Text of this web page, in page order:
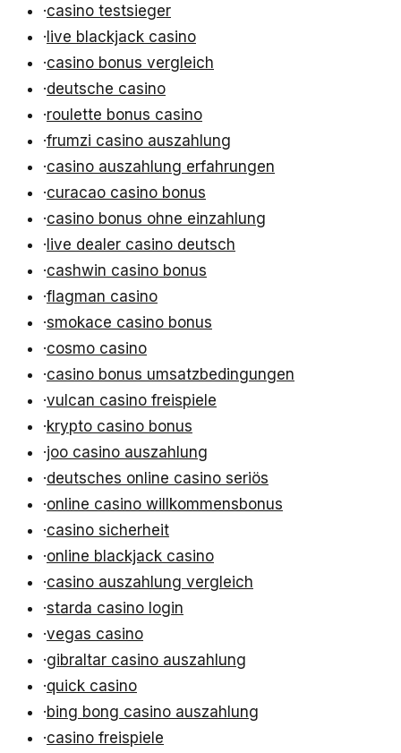
·casino testsieger
·live blackjack casino
·casino bonus vergleich
·deutsche casino
·roulette bonus casino
·frumzi casino auszahlung
·casino auszahlung erfahrungen
·curacao casino bonus
·casino bonus ohne einzahlung
·live dealer casino deutsch
·cashwin casino bonus
·flagman casino
·smokace casino bonus
·cosmo casino
·casino bonus umsatzbedingungen
·vulcan casino freispiele
·krypto casino bonus
·joo casino auszahlung
·deutsches online casino seriös
·online casino willkommensbonus
·casino sicherheit
·online blackjack casino
·casino auszahlung vergleich
·starda casino login
·vegas casino
·gibraltar casino auszahlung
·quick casino
·bing bong casino auszahlung
·casino freispiele